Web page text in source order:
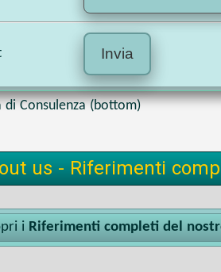
di Consulenza (bottom)
us - Riferimenti
i Riferimenti completi del